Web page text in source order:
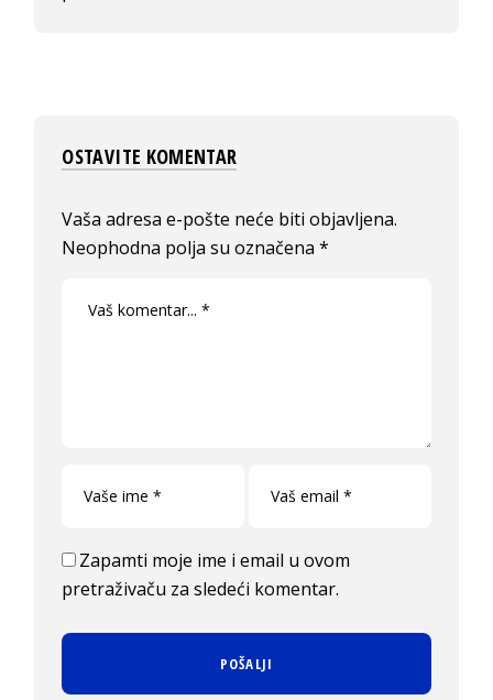
OSTAVITE KOMENTAR
Vaša adresa e-pošte neće biti objavljena.
Neophodna polja su označena*
Zapamti moje ime i email u ovom
pretraživaču za sledeći komentar.